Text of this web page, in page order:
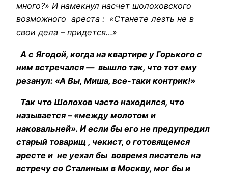
много?» И намекнул насчет шолоховского
возможного ареста : «Станете лезть не в
свои дела – придется…»
А с Ягодой, когда на квартире у Горького с
ним встречался — вышло так, что тот ему
резанул: «А Вы, Миша, все-таки контрик!»
Так что Шолохов часто находился, что
называется – «между молотом и
наковальней». И если бы его не предупредил
старый товарищ , чекист, о готовящемся
аресте и не уехал бы вовремя писатель на
встречу со Сталиным в Москву, мог бы и